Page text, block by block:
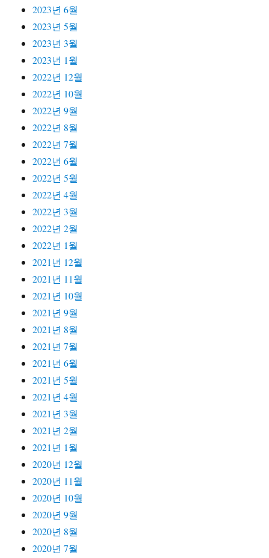
2023년 6월
2023년 5월
2023년 3월
2023년 1월
2022년 12월
2022년 10월
2022년 9월
2022년 8월
2022년 7월
2022년 6월
2022년 5월
2022년 4월
2022년 3월
2022년 2월
2022년 1월
2021년 12월
2021년 11월
2021년 10월
2021년 9월
2021년 8월
2021년 7월
2021년 6월
2021년 5월
2021년 4월
2021년 3월
2021년 2월
2021년 1월
2020년 12월
2020년 11월
2020년 10월
2020년 9월
2020년 8월
2020년 7월